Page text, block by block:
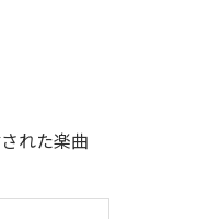
れた楽曲